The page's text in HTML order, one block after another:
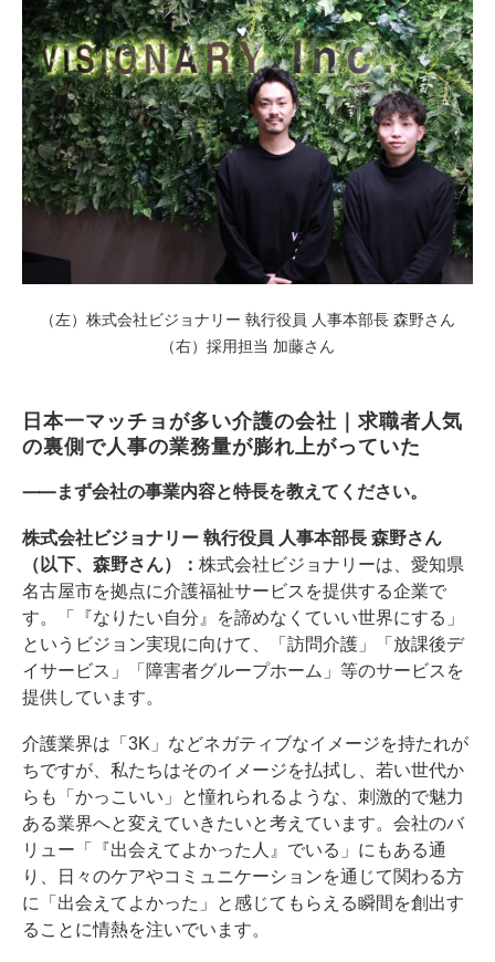
（左）株式会社ビジョナリー 執行役員 人事本部長 森野さん
（右）採用担当 加藤さん
日本一マッチョが多い介護の会社｜求職者人気
の裏側で人事の業務量が膨れ上がっていた
⸺まず会社の事業内容と特長を教えてください。
株式会社ビジョナリー 執行役員 人事本部長 森野さん
（以下、森野さん）： 株式会社ビジョナリーは、愛知県
名古屋市を拠点に介護福祉サービスを提供する企業で
す。「『なりたい自分』を諦めなくていい世界にする」
というビジョン実現に向けて、「訪問介護」「放課後デ
イサービス」「障害者グループホーム」等のサービスを
提供しています。
介護業界は「3K」などネガティブなイメージを持たれが
ちですが、私たちはそのイメージを払拭し、若い世代か
らも「かっこいい」と憧れられるような、刺激的で魅力
ある業界へと変えていきたいと考えています。会社のバ
リュー「『出会えてよかった人』でいる」にもある通
り、日々のケアやコミュニケーションを通じて関わる方
に「出会えてよかった」と感じてもらえる瞬間を創出す
ることに情熱を注いでいます。